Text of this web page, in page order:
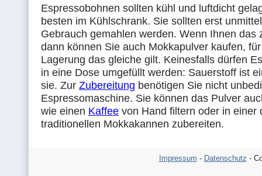
Espressobohnen sollten kühl und luftdicht
besten im Kühlschrank. Sie sollten erst
Gebrauch gemahlen werden. Wenn Ihnen das
dann können Sie auch Mokkapulver kaufen,
Lagerung das gleiche gilt. Keinesfalls dürfen
in eine Dose umgefüllt werden: Sauerstoff ist
sie. Zur Zubereitung benötigen Sie nicht
Espressomaschine. Sie können das Pulver
wie einen Kaffee von Hand filtern oder in einer
traditionellen Mokkakannen zubereiten.
Impressum - Datenschutz -